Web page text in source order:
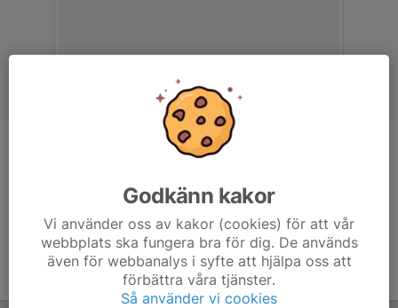
Godkänn kakor
Vi använder oss av kakor (cookies) för att vår
webbplats ska fungera bra för dig. De används
även för webbanalys i syfte att hjälpa oss att
förbättra våra tjänster.
Så använder vi cookies